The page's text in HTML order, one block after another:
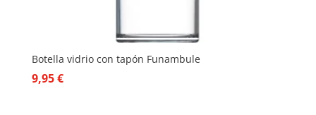
Botella vidrio con tapón Funambule
9,95€